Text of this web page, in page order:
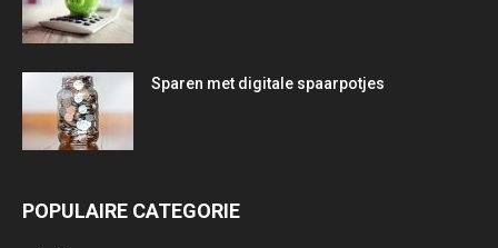
Sparen met digitale spaarpotjes
POPULAIRE CATEGORIE